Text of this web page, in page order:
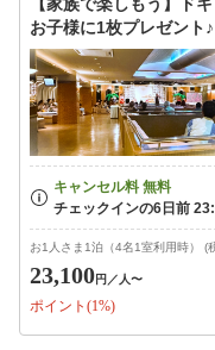
お子様に1枚プレゼント
お1人さま1泊（4名1室利用時） (
23,100円 ／人〜
ポイント(1%)